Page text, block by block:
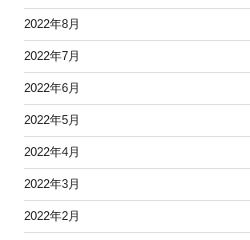
2022年8月
2022年7月
2022年6月
2022年5月
2022年4月
2022年3月
2022年2月